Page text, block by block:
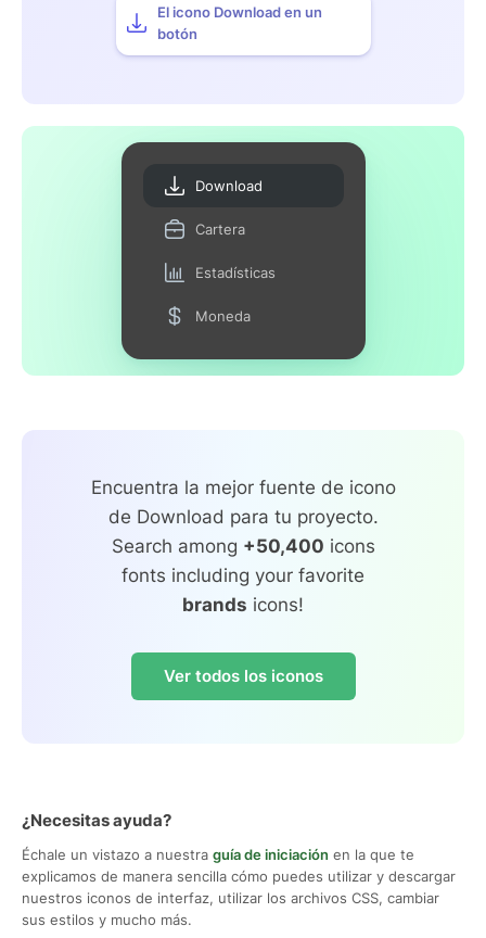
El icono Download en un
botón
Download
Cartera
Estadísticas
Moneda
Encuentra la mejor fuente de icono
de Download para tu proyecto.
Search among +50,400 icons
fonts including your favorite
brands icons!
Ver todos los iconos
¿Necesitas ayuda?
Échale un vistazo a nuestra guía de iniciación en la que te
explicamos de manera sencilla cómo puedes utilizar y descargar
nuestros iconos de interfaz, utilizar los archivos CSS, cambiar
sus estilos y mucho más.